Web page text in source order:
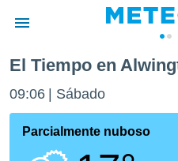
de
por
El Tiempo en
09:06 Sábado
Parcialmente nuboso